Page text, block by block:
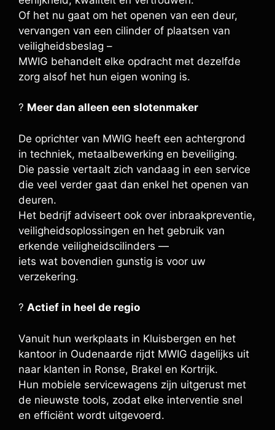
Of het nu gaat om het openen van een deur,
vervangen van een cilinder of plaatsen van
veiligheidsbeslag –
MWIG behandelt elke opdracht met dezelfde
zorg alsof het hun eigen woning is.
? Meer dan alleen een slotenmaker
De oprichter van MWIG heeft een achtergrond
in techniek, metaalbewerking en beveiliging.
Die passie vertaalt zich vandaag in een service
die veel verder gaat dan enkel het openen van
deuren.
Het bedrijf adviseert ook over inbraakpreventie,
veiligheidsoplossingen en het gebruik van
erkende veiligheidscilinders —
iets wat bovendien gunstig is voor uw
verzekering.
? Actief in heel de regio
Vanuit hun werkplaats in Kluisbergen en het
kantoor in Oudenaarde rijdt MWIG dagelijks uit
naar klanten in Ronse, Brakel en Kortrijk.
Hun mobiele servicewagens zijn uitgerust met
de nieuwste tools, zodat elke interventie snel
en efficiënt wordt uitgevoerd.